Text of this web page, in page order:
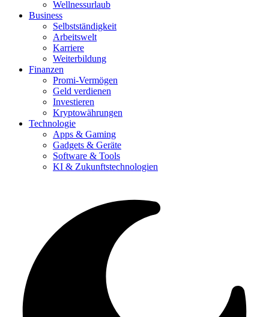
Wellnessurlaub
Business
Selbstständigkeit
Arbeitswelt
Karriere
Weiterbildung
Finanzen
Promi-Vermögen
Geld verdienen
Investieren
Kryptowährungen
Technologie
Apps & Gaming
Gadgets & Geräte
Software & Tools
KI & Zukunftstechnologien